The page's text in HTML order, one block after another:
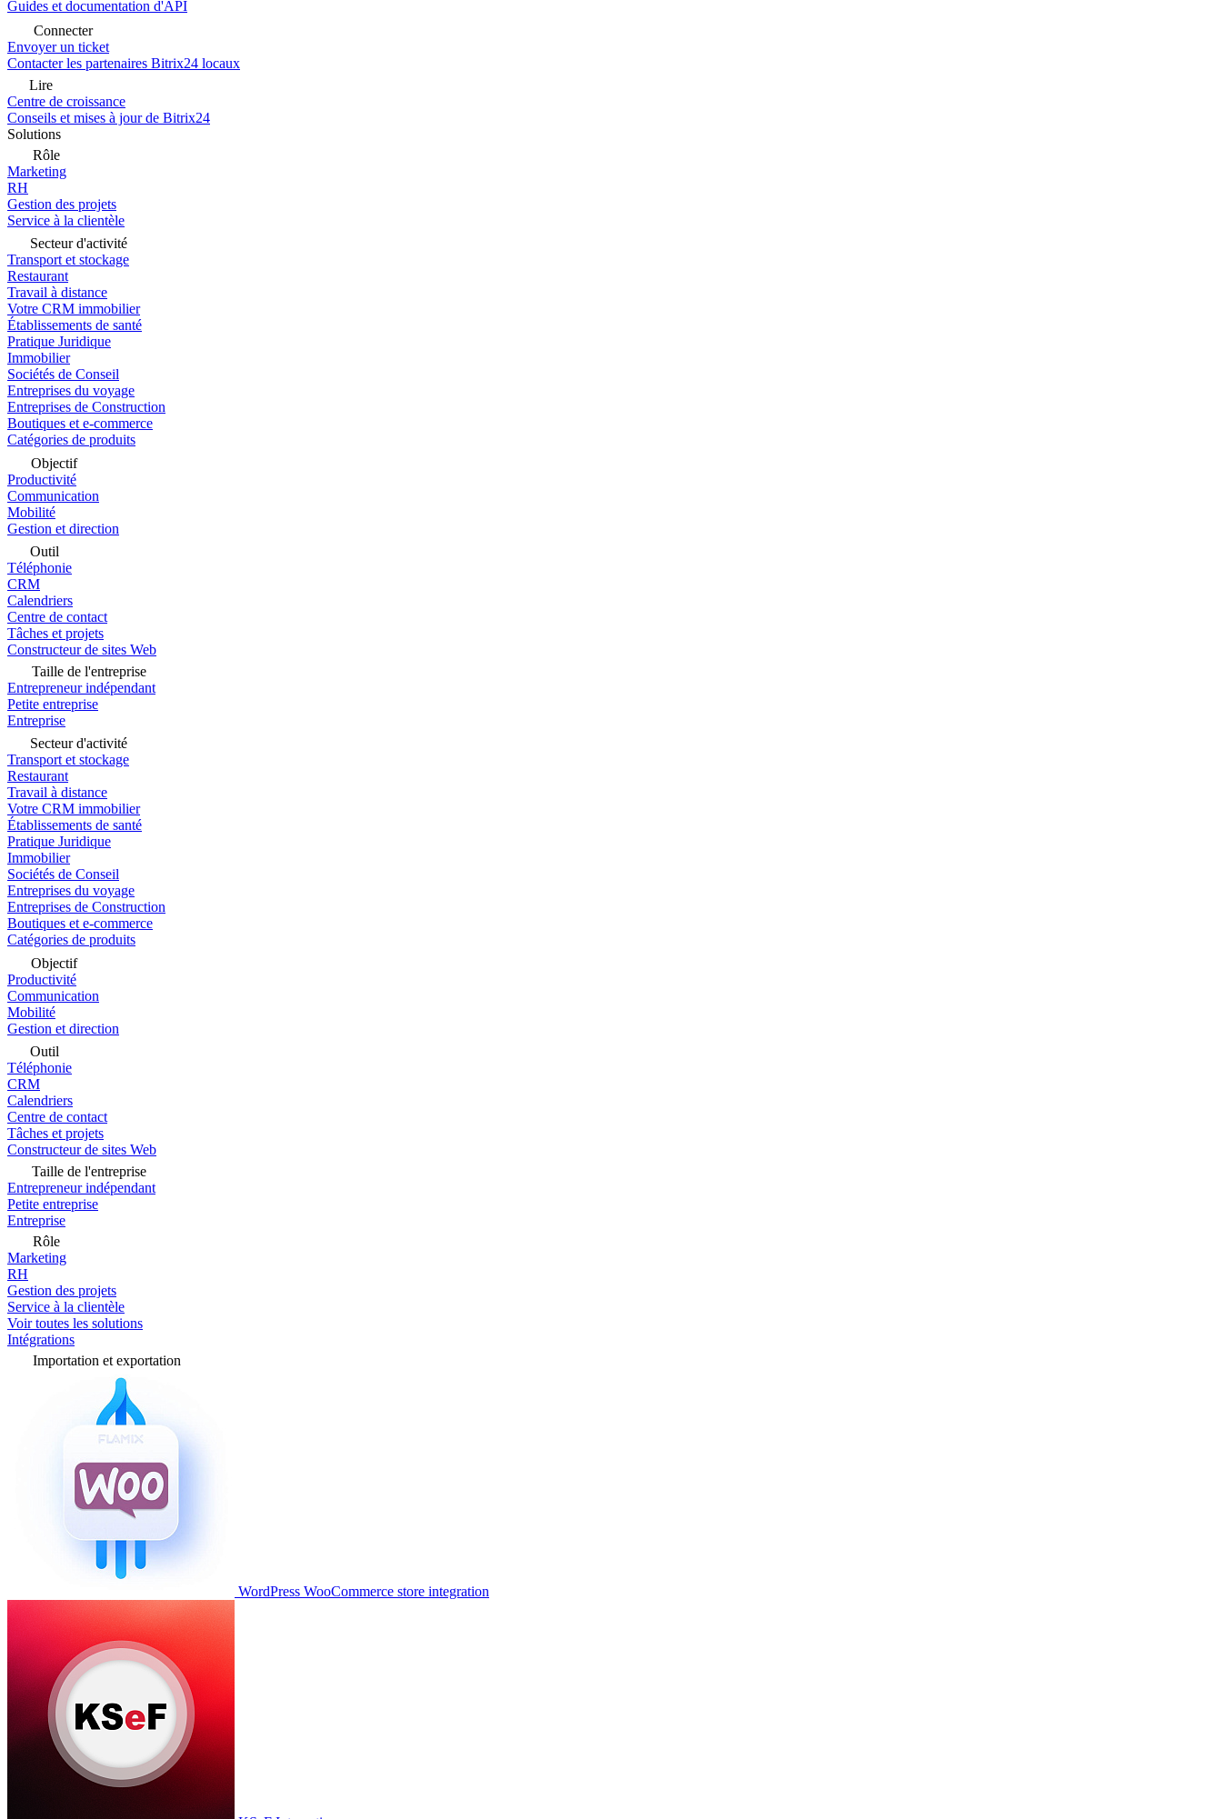
Guides et documentation d'API
Connecter
Envoyer un ticket
Contacter les partenaires Bitrix24 locaux
Lire
Centre de croissance
Conseils et mises à jour de Bitrix24
Solutions
Rôle
Marketing
RH
Gestion des projets
Service à la clientèle
Secteur d'activité
Transport et stockage
Restaurant
Travail à distance
Votre CRM immobilier
Établissements de santé
Pratique Juridique
Immobilier
Sociétés de Conseil
Entreprises du voyage
Entreprises de Construction
Boutiques et e-commerce
Catégories de produits
Objectif
Productivité
Communication
Mobilité
Gestion et direction
Outil
Téléphonie
CRM
Calendriers
Centre de contact
Tâches et projets
Constructeur de sites Web
Taille de l'entreprise
Entrepreneur indépendant
Petite entreprise
Entreprise
Secteur d'activité
Transport et stockage
Restaurant
Travail à distance
Votre CRM immobilier
Établissements de santé
Pratique Juridique
Immobilier
Sociétés de Conseil
Entreprises du voyage
Entreprises de Construction
Boutiques et e-commerce
Catégories de produits
Objectif
Productivité
Communication
Mobilité
Gestion et direction
Outil
Téléphonie
CRM
Calendriers
Centre de contact
Tâches et projets
Constructeur de sites Web
Taille de l'entreprise
Entrepreneur indépendant
Petite entreprise
Entreprise
Rôle
Marketing
RH
Gestion des projets
Service à la clientèle
Voir toutes les solutions
Intégrations
Importation et exportation
WordPress WooCommerce store integration